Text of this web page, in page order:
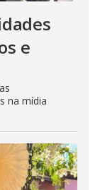
e
na mídia